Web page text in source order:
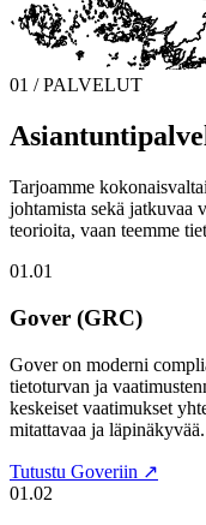
01 / PALVELUT
Tarjoamme
johtamista sekä jatkuvaa
teorioita, vaan teemme
01.01
Gover (GRC)
Gover on moderni
tietoturvan ja
keskeiset vaatimukset
mitattavaa ja läpinäkyvää.
Tutustu Goveriin ↗
01.02